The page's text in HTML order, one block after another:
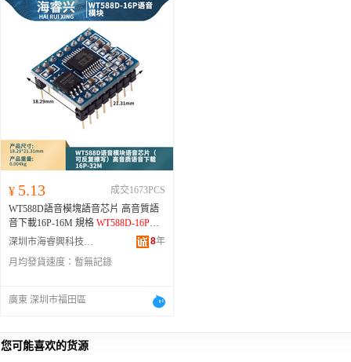
¥ 5.13
成交1673PCS
WT588D語音模塊語音芯片 高音質語
音下載16P-16M 規格 WT588D-16P語
音模塊
深圳市海睿興科技有限公司 8年
月均發貨速度： 暫無記錄
廣東 深圳市福田區
您可能喜欢的货源